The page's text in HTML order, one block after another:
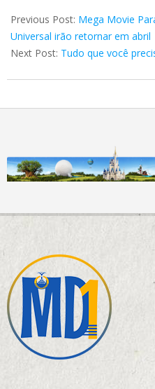
04-
13
Previous Post: Mega Movie
Universal irão retornar em abril
Next Post: Tudo que você